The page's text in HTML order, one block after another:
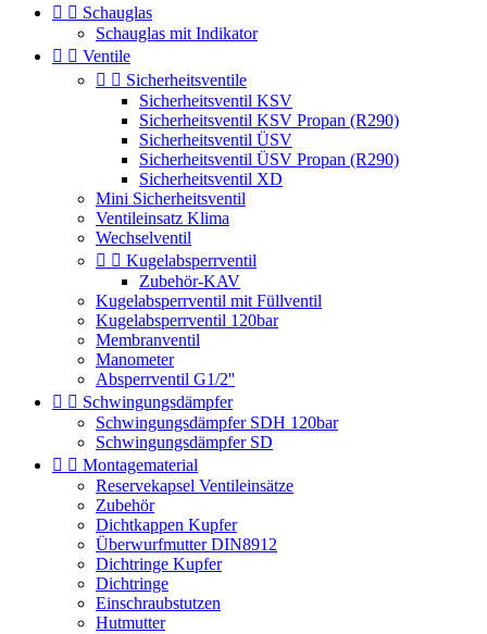
  Schauglas
Schauglas mit Indikator
  Ventile
  Sicherheitsventile
Sicherheitsventil KSV
Sicherheitsventil KSV Propan (R290)
Sicherheitsventil ÜSV
Sicherheitsventil ÜSV Propan (R290)
Sicherheitsventil XD
Mini Sicherheitsventil
Ventileinsatz Klima
Wechselventil
  Kugelabsperrventil
Zubehör-KAV
Kugelabsperrventil mit Füllventil
Kugelabsperrventil 120bar
Membranventil
Manometer
Absperrventil G1/2''
  Schwingungsdämpfer
Schwingungsdämpfer SDH 120bar
Schwingungsdämpfer SD
  Montagematerial
Reservekapsel Ventileinsätze
Zubehör
Dichtkappen Kupfer
Überwurfmutter DIN8912
Dichtringe Kupfer
Dichtringe
Einschraubstutzen
Hutmutter